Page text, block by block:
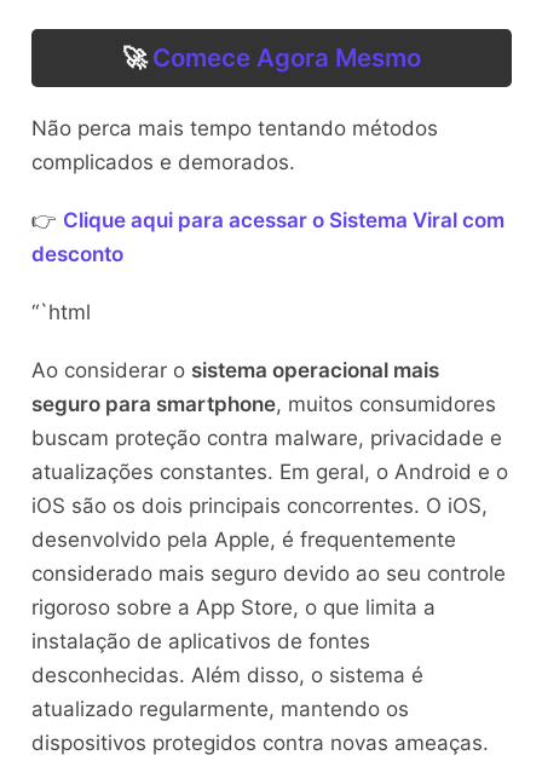
🚀Comece Agora Mesmo
Não perca mais tempo tentando métodos
complicados e demorados.
👉 Clique aqui para acessar o Sistema Viral com
desconto
“`html
Ao considerar o sistema operacional mais
seguro para smartphone, muitos consumidores
buscam proteção contra malware, privacidade e
atualizações constantes. Em geral, o Android e o
iOS são os dois principais concorrentes. O iOS,
desenvolvido pela Apple, é frequentemente
considerado mais seguro devido ao seu controle
rigoroso sobre a App Store, o que limita a
instalação de aplicativos de fontes
desconhecidas. Além disso, o sistema é
atualizado regularmente, mantendo os
dispositivos protegidos contra novas ameaças.